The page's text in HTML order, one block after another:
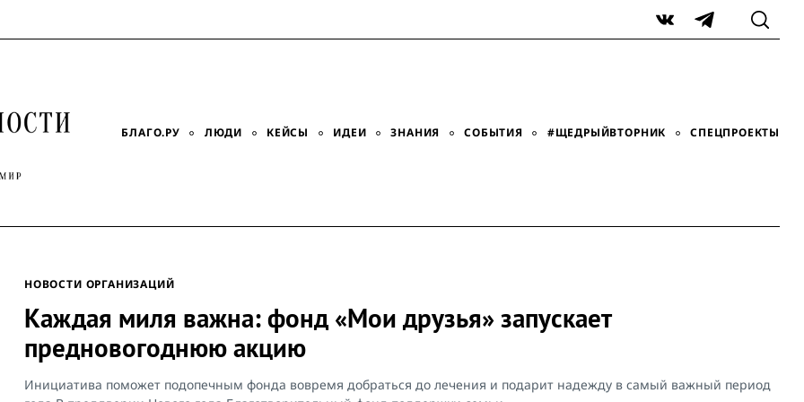
VK Telegram
БЛАГО.РУ ЛЮДИ КЕЙСЫ ИДЕИ ЗНАНИЯ СОБЫТИЯ #ЩЕДРЫЙВТОРНИК СПЕЦПРОЕКТЫ
НОВОСТИ ОРГАНИЗАЦИЙ
Каждая миля важна: фонд «Мои друзья» запускает
предновогоднюю акцию
Инициатива поможет подопечным фонда вовремя добраться до лечения и подарит надежду в самый важный период